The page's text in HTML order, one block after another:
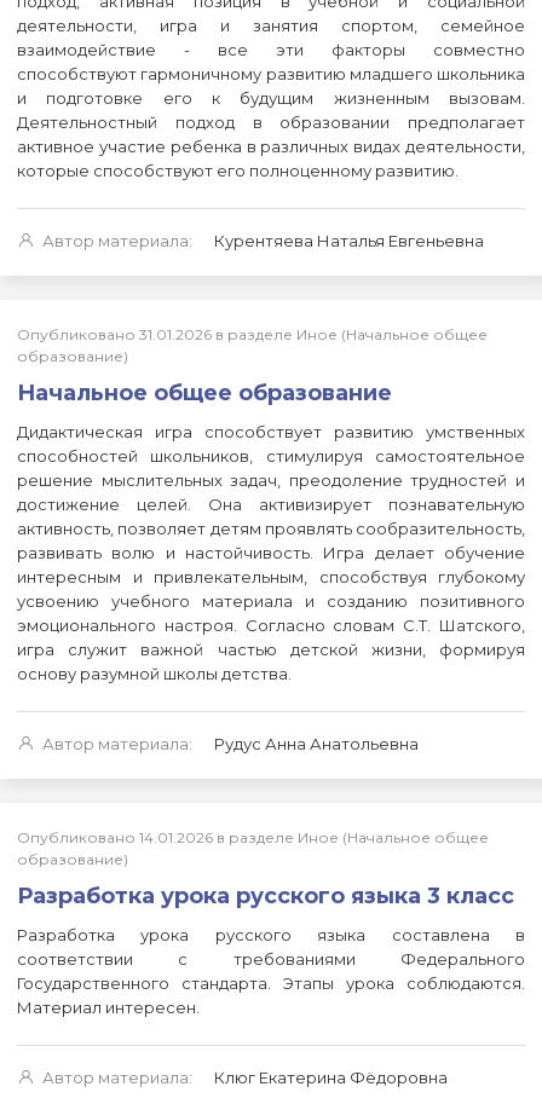
деятельности, игра и занятия спортом, семейное
взаимодействие - все эти факторы совместно
способствуют гармоничному развитию младшего школьника
и подготовке его к будущим жизненным вызовам.
Деятельностный подход в образовании предполагает
активное участие ребенка в различных видах деятельности,
которые способствуют его полноценному развитию.
Автор материала: Курентяева Наталья Евгеньевна
Опубликовано 31.01.2026 в разделе Иное (Начальное общее
образование)
Начальное общее образование
Дидактическая игра способствует развитию умственных
способностей школьников, стимулируя самостоятельное
решение мыслительных задач, преодоление трудностей и
достижение целей. Она активизирует познавательную
активность, позволяет детям проявлять сообразительность,
развивать волю и настойчивость. Игра делает обучение
интересным и привлекательным, способствуя глубокому
усвоению учебного материала и созданию позитивного
эмоционального настроя. Согласно словам С.Т. Шатского,
игра служит важной частью детской жизни, формируя
основу разумной школы детства.
Автор материала: Рудус Анна Анатольевна
Опубликовано 14.01.2026 в разделе Иное (Начальное общее
образование)
Разработка урока русского языка 3 класс
Разработка урока русского языка составлена в
соответствии с требованиями Федерального
Государственного стандарта. Этапы урока соблюдаются.
Материал интересен.
Автор материала: Клюг Екатерина Фёдоровна